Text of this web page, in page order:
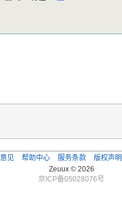
见 帮助中心 服务条款 版权声明
Zeuux © 2026
京ICP备05028076号